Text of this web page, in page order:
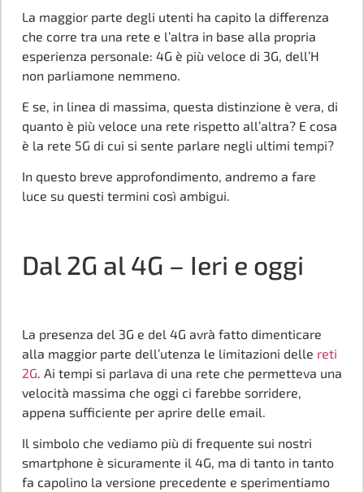
La maggior parte degli utenti ha capito la differenza
che corre tra una rete e l’altra in base alla propria
esperienza personale: 4G è più veloce di 3G, dell’H
non parliamone nemmeno.
E se, in linea di massima, questa distinzione è vera, di
quanto è più veloce una rete rispetto all’altra? E cosa
è la rete 5G di cui si sente parlare negli ultimi tempi?
In questo breve approfondimento, andremo a fare
luce su questi termini così ambigui.
Dal 2G al 4G – Ieri e oggi
La presenza del 3G e del 4G avrà fatto dimenticare
alla maggior parte dell’utenza le limitazioni delle reti
2G . Ai tempi si parlava di una rete che permetteva una
velocità massima che oggi ci farebbe sorridere,
appena sufficiente per aprire delle email.
Il simbolo che vediamo più di frequente sui nostri
smartphone è sicuramente il 4G, ma di tanto in tanto
fa capolino la versione precedente e sperimentiamo